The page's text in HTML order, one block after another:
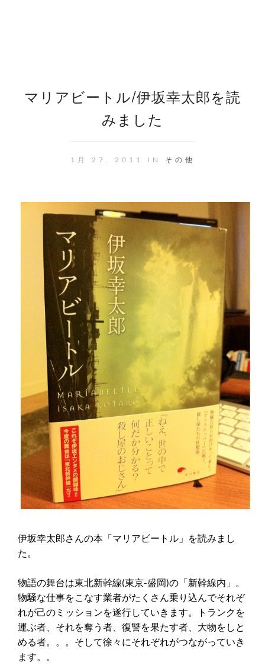
マリアビートル/伊坂幸太郎を読
みました
1月 27. 2011 IN その他
伊坂幸太郎さんの本「マリアビートル」を読みまし
た。
物語の舞台は東北新幹線(東京-盛岡)の「新幹線内」。
物騒な仕事をこなす業者がたくさん乗り込んでそれぞ
れが己のミッションを遂行していきます。トランクを
運ぶ者、それを奪う者、復讐を果たす者、大物をしと
める者。。。そして徐々にそれぞれがつながっていき
ます。。